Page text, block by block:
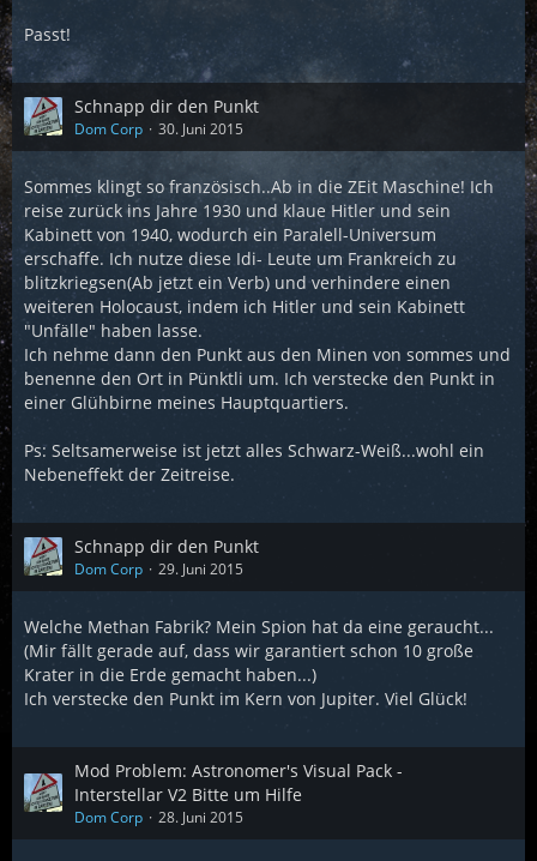
Passt!
Schnapp dir den Punkt
Dom Corp 30. Juni 2015
Sommes klingt so französisch..Ab in die ZEit Maschine! Ich
reise zurück ins Jahre 1930 und klaue Hitler und sein
Kabinett von 1940, wodurch ein Paralell-Universum
erschaffe. Ich nutze diese Idi- Leute um Frankreich zu
blitzkriegsen(Ab jetzt ein Verb) und verhindere einen
weiteren Holocaust, indem ich Hitler und sein Kabinett
"Unfälle" haben lasse.
Ich nehme dann den Punkt aus den Minen von sommes und
benenne den Ort in Pünktli um. Ich verstecke den Punkt in
einer Glühbirne meines Hauptquartiers.
Ps: Seltsamerweise ist jetzt alles Schwarz-Weiß...wohl ein
Nebeneffekt der Zeitreise.
Schnapp dir den Punkt
Dom Corp 29. Juni 2015
Welche Methan Fabrik? Mein Spion hat da eine geraucht...
(Mir fällt gerade auf, dass wir garantiert schon 10 große
Krater in die Erde gemacht haben...)
Ich verstecke den Punkt im Kern von Jupiter. Viel Glück!
Mod Problem: Astronomer's Visual Pack -
Interstellar V2 Bitte um Hilfe
Dom Corp 28. Juni 2015